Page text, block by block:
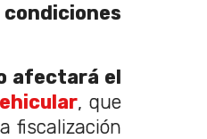
afectará el
, que
fiscalización